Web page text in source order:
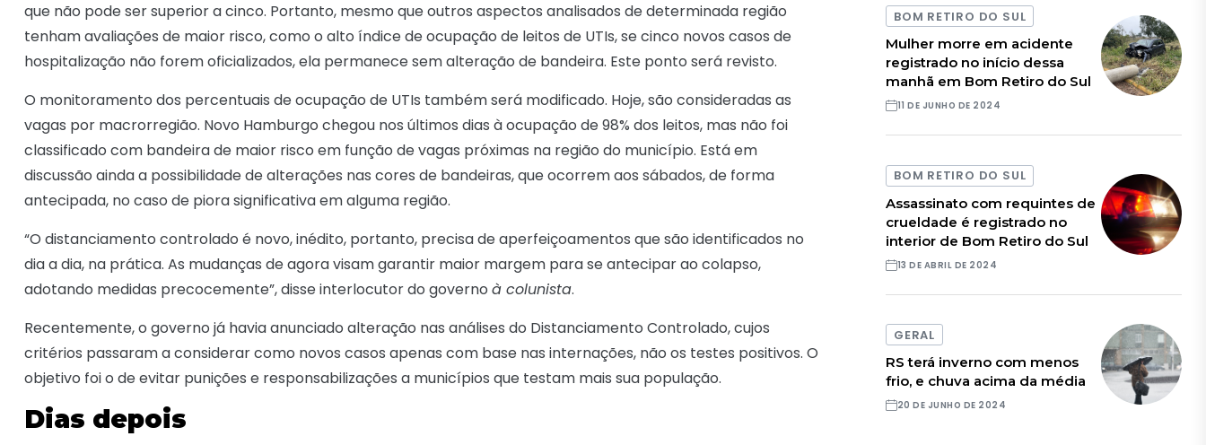
que não pode ser superior a cinco. Portanto, mesmo que outros aspectos analisados de determinada região
tenham avaliações de maior risco, como o alto índice de ocupação de leitos de UTIs, se cinco novos casos de
hospitalização não forem oficializados, ela permanece sem alteração de bandeira. Este ponto será revisto.
O monitoramento dos percentuais de ocupação de UTIs também será modificado. Hoje, são consideradas as
vagas por macrorregião. Novo Hamburgo chegou nos últimos dias à ocupação de 98% dos leitos, mas não foi
classificado com bandeira de maior risco em função de vagas próximas na região do município. Está em
discussão ainda a possibilidade de alterações nas cores de bandeiras, que ocorrem aos sábados, de forma
antecipada, no caso de piora significativa em alguma região.
“O distanciamento controlado é novo, inédito, portanto, precisa de aperfeiçoamentos que são identificados no
dia a dia, na prática. As mudanças de agora visam garantir maior margem para se antecipar ao colapso,
adotando medidas precocemente”, disse interlocutor do governo à colunista.
Recentemente, o governo já havia anunciado alteração nas análises do Distanciamento Controlado, cujos
critérios passaram a considerar como novos casos apenas com base nas internações, não os testes positivos. O
objetivo foi o de evitar punições e responsabilizações a municípios que testam mais sua população.
Dias depois
BOM RETIRO DO SUL
Mulher morre em acidente
registrado no início dessa
manhã em Bom Retiro do Sul
11 DE JUNHO DE 2024
BOM RETIRO DO SUL
Assassinato com requintes de
crueldade é registrado no
interior de Bom Retiro do Sul
13 DE ABRIL DE 2024
GERAL
RS terá inverno com menos
frio, e chuva acima da média
20 DE JUNHO DE 2024